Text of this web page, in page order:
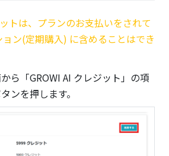
トは、プランのお支払いをされて
ン(定期購入) に含めることはでき
ら「GROWI AI クレジット」の項
ンを押します。